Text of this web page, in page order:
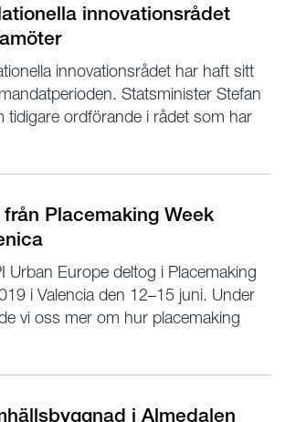
innovationsrådet
innovationsrådet har haft sitt
Statsminister Stefan
tidigare ordförande i rådet som har
Placemaking Week
Urban Europe deltog i Placemaking
i Valencia den 12–15 juni. Under
vi oss mer om hur placemaking
i Almedalen